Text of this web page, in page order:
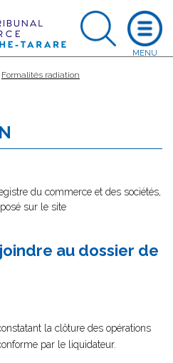
Formalités radiation
du commerce et des sociétés,
sur le site
au dossier de
la clôture des opérations
par le liquidateur.